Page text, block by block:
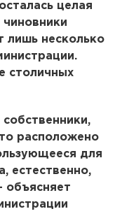
целая
лишь несколько
столичных
расположено
для
естественно,
объясняет